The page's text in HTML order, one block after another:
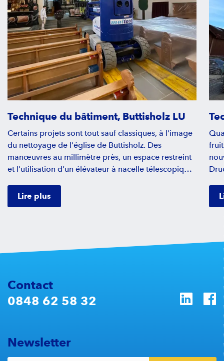
Technique du bâtiment, Buttisholz LU
Certains projets sont tout sauf classiques, à l'image
du nettoyage de l'église de Buttisholz. Des
manœuvres au millimètre près, un espace restreint
et l'utilisation d’un élévateur à nacelle télescopique
véritable défi. Découvrez dans ce reportage
passionnant comment l'équipe a relevé ce défi,
Lire plus
Contact
0848 62 58 32
Newsletter